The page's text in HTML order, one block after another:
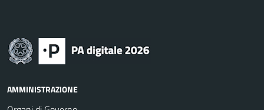
AMMINISTRAZIONE